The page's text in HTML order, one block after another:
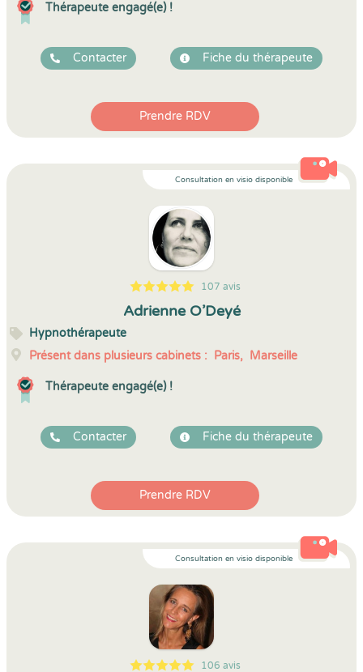
Thérapeute engagé(e) !
Contacter Fiche du thérapeute
Prendre RDV
Consultation en visio disponible
5
1
5
107 107 avis
Adrienne O’Deyé
Hypnothérapeute
Présent dans plusieurs cabinets : Paris, Marseille
Thérapeute engagé(e) !
Contacter Fiche du thérapeute
Prendre RDV
Consultation en visio disponible
106 avis